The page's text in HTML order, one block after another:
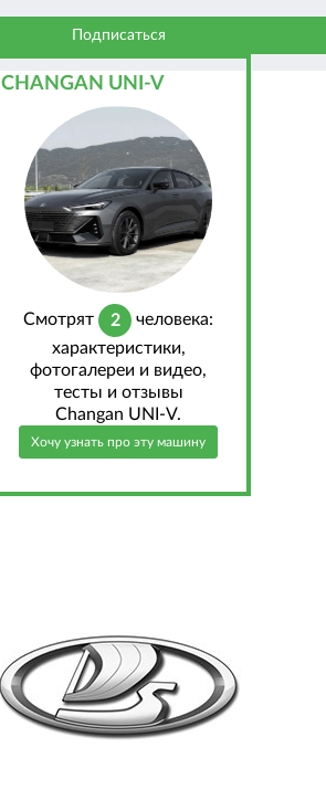
CHANGAN UNI-V
Cмотрят 2
человека:
характеристики,
фотогалереи и видео,
тесты и отзывы
Changan UNI-V.
Хочу узнать про эту машину